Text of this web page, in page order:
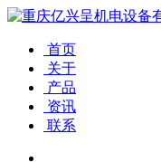
首页
关于
产品
资讯
联系